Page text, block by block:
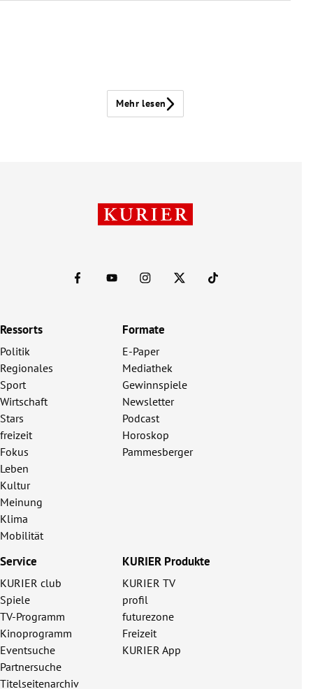
Mehr lesen
Ressorts
Politik
Regionales
Sport
Wirtschaft
Stars
freizeit
Fokus
Leben
Kultur
Meinung
Klima
Mobilität
Formate
E-Paper
Mediathek
Gewinnspiele
Newsletter
Podcast
Horoskop
Pammesberger
Service
KURIER club
Spiele
TV-Programm
Kinoprogramm
Eventsuche
Partnersuche
Titelseitenarchiv
KURIER Produkte
KURIER TV
profil
futurezone
Freizeit
KURIER App